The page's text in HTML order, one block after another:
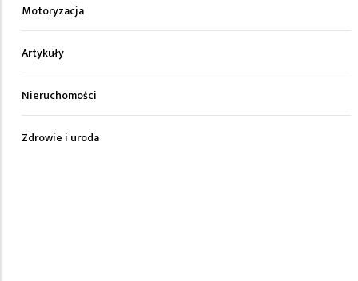
Motoryzacja
Artykuły
Nieruchomości
Zdrowie i uroda